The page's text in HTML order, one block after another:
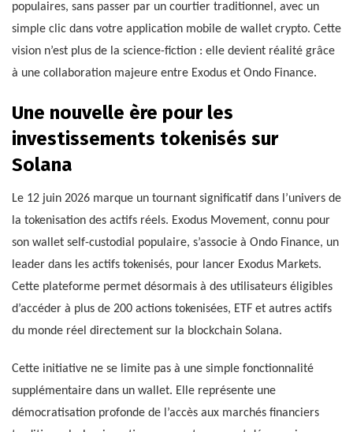
populaires, sans passer par un courtier traditionnel, avec un
simple clic dans votre application mobile de wallet crypto. Cette
vision n’est plus de la science-fiction : elle devient réalité grâce
à une collaboration majeure entre Exodus et Ondo Finance.
Une nouvelle ère pour les
investissements tokenisés sur
Solana
Le 12 juin 2026 marque un tournant significatif dans l’univers de
la tokenisation des actifs réels. Exodus Movement, connu pour
son wallet self-custodial populaire, s’associe à Ondo Finance, un
leader dans les actifs tokenisés, pour lancer Exodus Markets.
Cette plateforme permet désormais à des utilisateurs éligibles
d’accéder à plus de 200 actions tokenisées, ETF et autres actifs
du monde réel directement sur la blockchain Solana.
Cette initiative ne se limite pas à une simple fonctionnalité
supplémentaire dans un wallet. Elle représente une
démocratisation profonde de l’accès aux marchés financiers